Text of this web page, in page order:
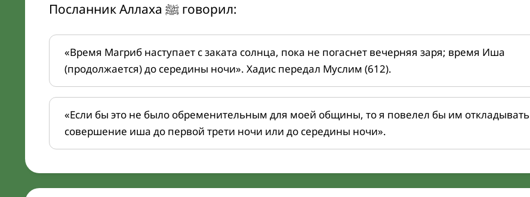
Посланник Аллаха ﷺ говорил:
«Время Магриб наступает с заката солнца, пока не погаснет вечерняя заря; время Иша
(продолжается) до середины ночи». Хадис передал Муслим (612).
«Если бы это не было обременительным для моей общины, то я повелел бы им откладывать
совершение иша до первой трети ночи или до середины ночи».